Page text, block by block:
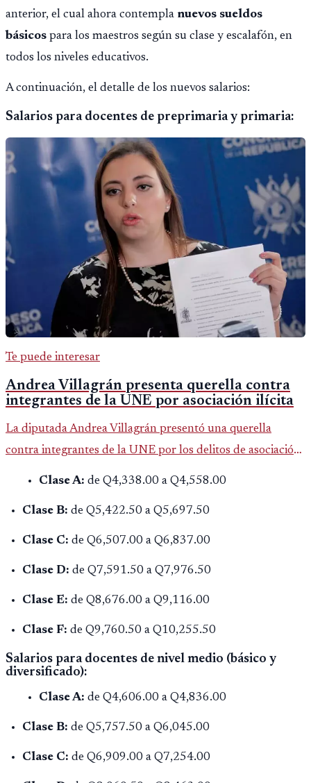
anterior, el cual ahora contempla nuevos sueldos
básicos para los maestros según su clase y escalafón, en
todos los niveles educativos.
A continuación, el detalle de los nuevos salarios:
Salarios para docentes de preprimaria y primaria:
Te puede interesar
Andrea Villagrán presenta querella contra
integrantes de la UNE por asociación ilícita
La diputada Andrea Villagrán presentó una querella
contra integrantes de la UNE por los delitos de asociación
Clase A: de Q4,338.00 a Q4,558.00
Clase B: de Q5,422.50 a Q5,697.50
Clase C: de Q6,507.00 a Q6,837.00
Clase D: de Q7,591.50 a Q7,976.50
Clase E: de Q8,676.00 a Q9,116.00
Clase F: de Q9,760.50 a Q10,255.50
Salarios para docentes de nivel medio (básico y
diversificado):
Clase A: de Q4,606.00 a Q4,836.00
Clase B: de Q5,757.50 a Q6,045.00
Clase C: de Q6,909.00 a Q7,254.00